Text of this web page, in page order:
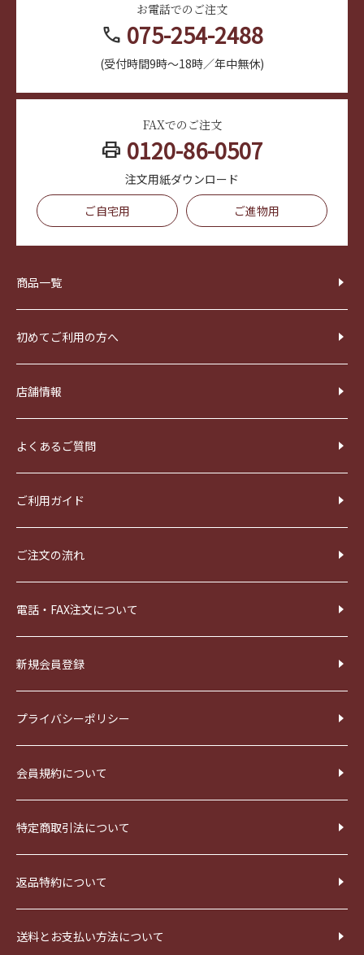
お電話でのご注文
call 075-254-2488
(受付時間9時～18時／年中無休)
FAXでのご注文
print 0120-86-0507
注文用紙ダウンロード
ご自宅用
ご進物用
商品一覧
初めてご利用の方へ
店舗情報
よくあるご質問
ご利用ガイド
ご注文の流れ
電話・FAX注文について
新規会員登録
プライバシーポリシー
会員規約について
特定商取引法について
返品特約について
送料とお支払い方法について